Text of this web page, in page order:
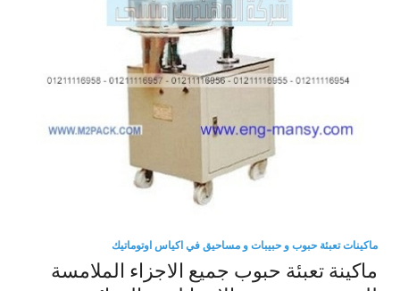
ماكينات تعبئة حبوب و حبيبات و مساحيق في اكياس اوتوماتيك
ماكينة تعبئة حبوب جميع الاجزاء الملامسة